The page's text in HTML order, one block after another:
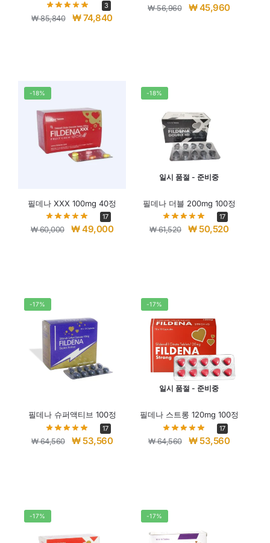
3
₩85,840 ₩74,840
₩56,960 ₩45,960
-18%
필데나 XXX 100mg 40정
17
₩60,000 ₩49,000
-18%
일시 품절 - 준비중
필데나 더블 200mg 100정
17
₩61,520 ₩50,520
-17%
필데나 슈퍼액티브 100정
17
₩64,560 ₩53,560
-17%
일시 품절 - 준비중
필데나 스트롱 120mg 100정
17
₩64,560 ₩53,560
-17% -17%